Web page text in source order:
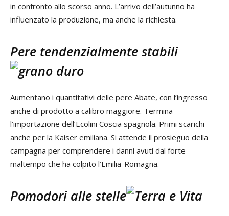
in confronto allo scorso anno. L’arrivo dell’autunno ha
influenzato la produzione, ma anche la richiesta.
Pere tendenzialmente stabili
Aumentano i quantitativi delle pere Abate, con l’ingresso
anche di prodotto a calibro maggiore. Termina
l’importazione dell’Ecolini Coscia spagnola. Primi scarichi
anche per la Kaiser emiliana. Si attende il prosieguo della
campagna per comprendere i danni avuti dal forte
maltempo che ha colpito l’Emilia-Romagna.
Pomodori alle stelle